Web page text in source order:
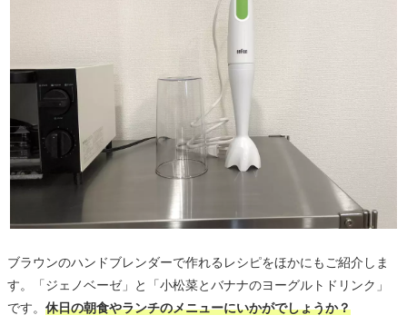
ブラウンのハンドブレンダーで作れるレシピをほかにもご紹介しま
す。「ジェノベーゼ」と「小松菜とバナナのヨーグルトドリンク」
です。 休日の朝食やランチのメニューにいかがでしょうか？